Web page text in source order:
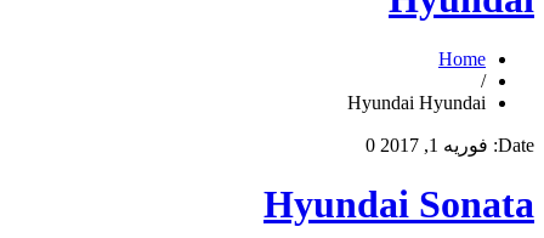
Home
/
Hyundai Hyundai
Date: فوریه 1, 2017 0
Hyundai Sonata